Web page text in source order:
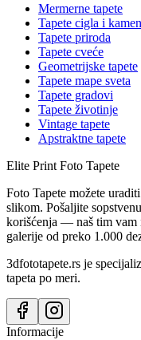
Mermerne tapete
Tapete cigla i kamen
Tapete priroda
Tapete cveće
Geometrijske tapete
Tapete mape sveta
Tapete gradovi
Tapete životinje
Vintage tapete
Apstraktne tapete
Elite Print Foto Tapete
Foto Tapete možete
slikom. Pošaljite
korišćenja — naš tim vam
galerije od preko 1.000
3dfototapete.rs je
tapeta po meri.
Informacije